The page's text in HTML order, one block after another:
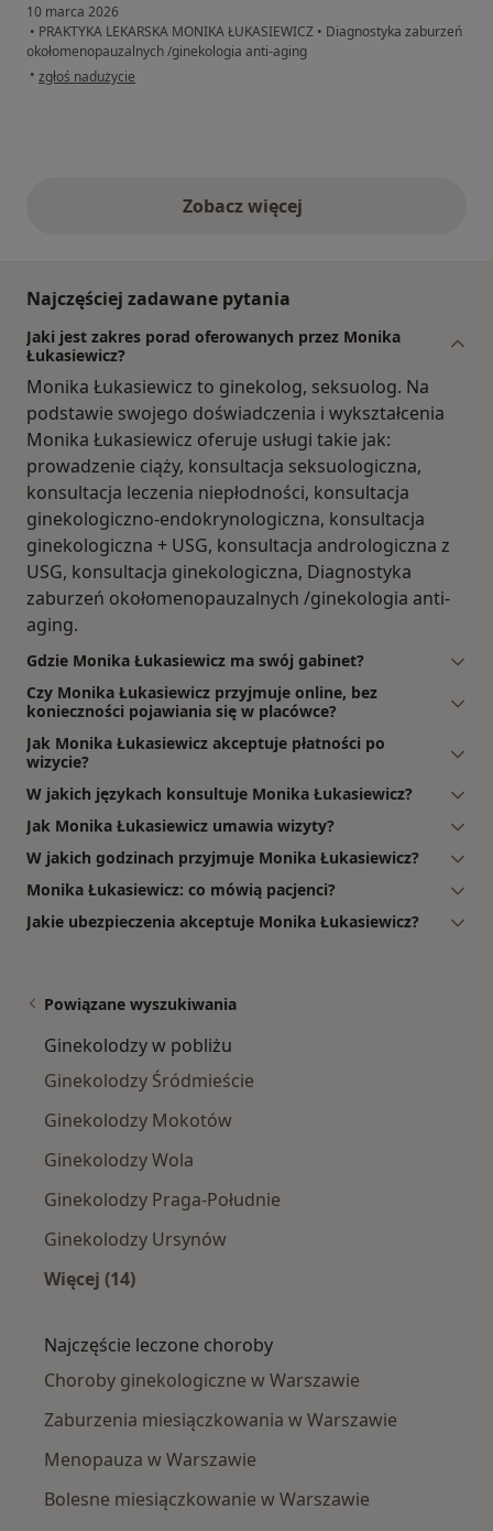
10 marca 2026
• PRAKTYKA LEKARSKA MONIKA ŁUKASIEWICZ • Diagnostyka zaburzeń
okołomenopauzalnych /ginekologia anti-aging
• w opinii użytkownika Joanna
zgłoś nadużycie
Zobacz więcejopinie powyżej
Najczęściej zadawane pytania
Jaki jest zakres porad oferowanych przez Monika
Łukasiewicz?
Monika Łukasiewicz to ginekolog, seksuolog. Na
podstawie swojego doświadczenia i wykształcenia
Monika Łukasiewicz oferuje usługi takie jak:
prowadzenie ciąży, konsultacja seksuologiczna,
konsultacja leczenia niepłodności, konsultacja
ginekologiczno-endokrynologiczna, konsultacja
ginekologiczna + USG, konsultacja andrologiczna z
USG, konsultacja ginekologiczna, Diagnostyka
zaburzeń okołomenopauzalnych /ginekologia anti-
aging.
Gdzie Monika Łukasiewicz ma swój gabinet?
Czy Monika Łukasiewicz przyjmuje online, bez
konieczności pojawiania się w placówce?
Jak Monika Łukasiewicz akceptuje płatności po
wizycie?
W jakich językach konsultuje Monika Łukasiewicz?
Jak Monika Łukasiewicz umawia wizyty?
W jakich godzinach przyjmuje Monika Łukasiewicz?
Monika Łukasiewicz: co mówią pacjenci?
Jakie ubezpieczenia akceptuje Monika Łukasiewicz?
Powiązane wyszukiwania
Ginekolodzy w pobliżu
Ginekolodzy Śródmieście
Ginekolodzy Mokotów
Ginekolodzy Wola
Ginekolodzy Praga-Południe
Ginekolodzy Ursynów
Więcej (14)
Najczęście leczone choroby
Choroby ginekologiczne w Warszawie
Zaburzenia miesiączkowania w Warszawie
Menopauza w Warszawie
Bolesne miesiączkowanie w Warszawie